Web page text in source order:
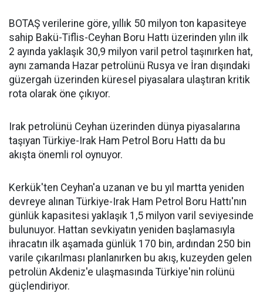
BOTAŞ verilerine göre, yıllık 50 milyon ton kapasiteye
sahip Bakü-Tiflis-Ceyhan Boru Hattı üzerinden yılın ilk
2 ayında yaklaşık 30,9 milyon varil petrol taşınırken hat,
aynı zamanda Hazar petrolünü Rusya ve İran dışındaki
güzergah üzerinden küresel piyasalara ulaştıran kritik
rota olarak öne çıkıyor.
Irak petrolünü Ceyhan üzerinden dünya piyasalarına
taşıyan Türkiye-Irak Ham Petrol Boru Hattı da bu
akışta önemli rol oynuyor.
Kerkük'ten Ceyhan'a uzanan ve bu yıl martta yeniden
devreye alınan Türkiye-Irak Ham Petrol Boru Hattı'nın
günlük kapasitesi yaklaşık 1,5 milyon varil seviyesinde
bulunuyor. Hattan sevkiyatın yeniden başlamasıyla
ihracatın ilk aşamada günlük 170 bin, ardından 250 bin
varile çıkarılması planlanırken bu akış, kuzeyden gelen
petrolün Akdeniz'e ulaşmasında Türkiye'nin rolünü
güçlendiriyor.